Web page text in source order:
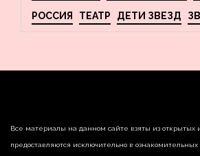
РОССИЯ ТЕАТР ДЕТИ ЗВЕЗД
Все материалы на данном сайте взяты из открытых
предоставляются исключительно в